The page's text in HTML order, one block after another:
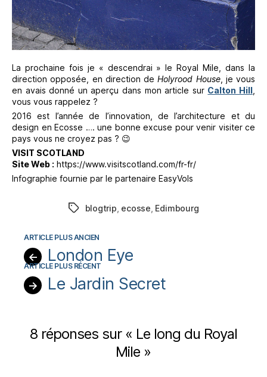
La prochaine fois je « descendrai » le Royal Mile, dans la
direction opposée, en direction deHolyrood House, je vous
en avais donné un aperçu dans mon article sur Calton Hill
vous vous rappelez ?
2016 est l’année de l’innovation, de l’architecture et du
design en Ecosse …. une bonne excuse pour venir visiter ce
pays vous ne croyez pas ? 😉
VISIT SCOTLAND
Site Web : https://www.visitscotland.com/fr-fr/
Infographie fournie par le partenaire EasyVols
Étiquettes
blogtrip ecosse Edimbourg
← London Eye
→ Le Jardin Secret
8 réponses sur « Le long du Royal
Mile »